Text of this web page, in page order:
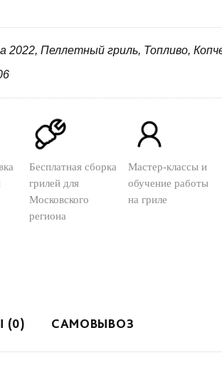
2022, Пеллетный гриль, Топливо,
Бесплатная сборка
грилей для
Московского
региона
Мастер-классы и
обучение работы
на гриле
(0) САМОВЫВОЗ